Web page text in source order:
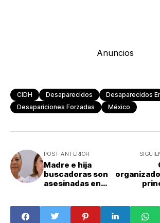
Anuncios
CIDH Desaparecidos
Desaparecidos
Desapariciones Forzadas
México
POST ANTERIOR
Madre e hija
buscadoras son
asesinadas en
feminicidio